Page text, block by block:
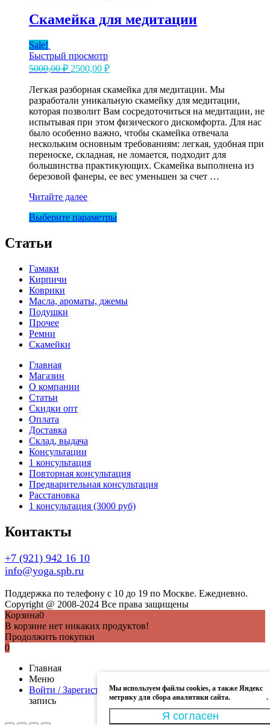
Скамейка для медитации
Sale!
Быстрый просмотр
5000,00₽ Первоначальная
составляла
5000,00 ₽.
2500,00 ₽Текущая
2500,00 ₽.
Легкая разборная скамейка для медитации. Мы
разработали уникальную скамейку для медитации,
которая позволит Вам сосредоточиться на медитации, не
испытывая при этом физического дискомфорта. Для нас
было особенно важно, чтобы скамейка отвечала
нескольким основным требованиям: легкая, удобная при
переноске, складная, не ломается, подходит для
большинства практикующих. Скамейка выполнена из
березовой фанеры, ее вес уменьшен за счет …
Скамейка
медитации
Читайте далее
Выберите параметрыЭтот
на
Статьи
Гамаки
Кирпичи
Коврики
Масла, ароматы, джемы
Подушки
Прочее
Ремни
Скамейки
Главная
Магазин
О компании
Статьи
Скидки опт
Оплата
Доставка
Склад, выдача
Консультации
1 консультация
Повторная консультация
Предварительная консультация
Расстановка
1 консультация (3000 руб)
Контакты
+7 (921) 942 16 10
info@yoga.spb.ru
Поддержка по телефону с 10 до 19 по Москве. Ежедневно.
Copyright @ 2008-2024 Все права защищены
Корзина0
В корзине нет никаких продуктов!
Продолжить покупки
0
Главная
Меню
Войти / ЗарегистрироватьсяМоя учётная запись Учётная
запись
Мы используем файлы cookies, а также Яндекс
метрику для сбора аналитики сайта.
Подробнее.
Я согласен